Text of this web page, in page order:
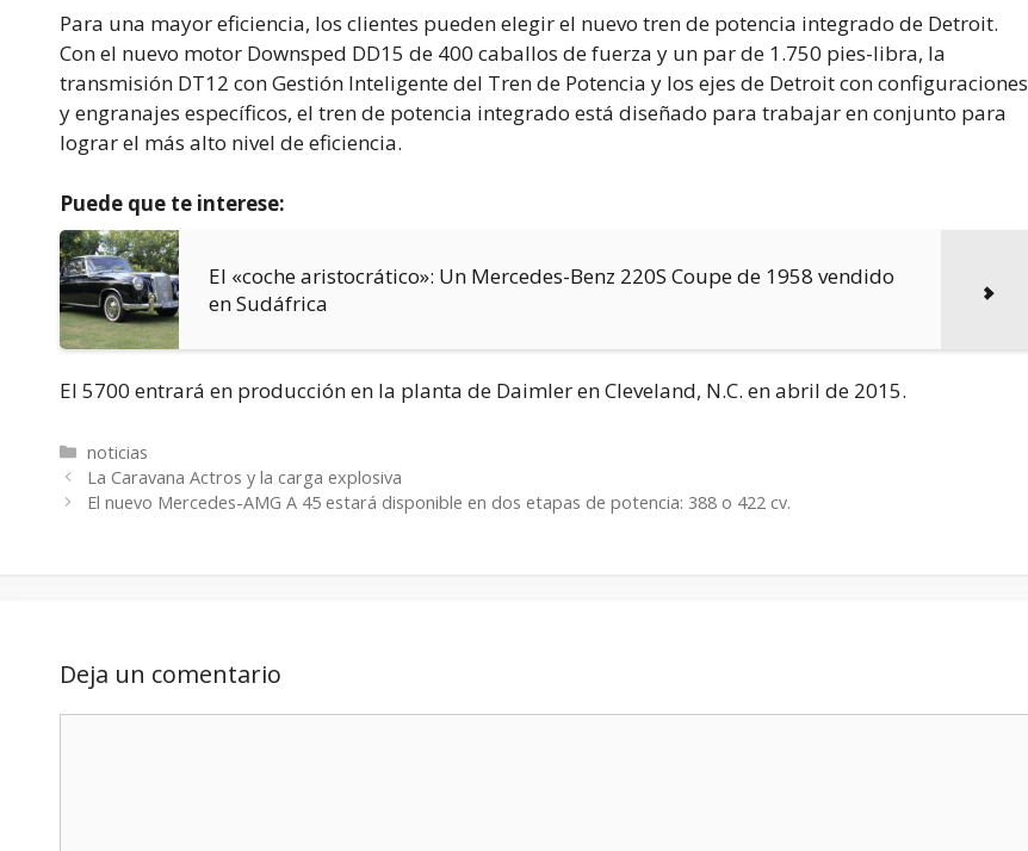
Para una mayor eficiencia, los clientes pueden elegir el nuevo tren de potencia integrado de Detroit.
Con el nuevo motor Downsped DD15 de 400 caballos de fuerza y un par de 1.750 pies-libra, la
transmisión DT12 con Gestión Inteligente del Tren de Potencia y los ejes de Detroit con configuraciones
y engranajes específicos, el tren de potencia integrado está diseñado para trabajar en conjunto para
lograr el más alto nivel de eficiencia.
Puede que te interese:
El «coche aristocrático»: Un Mercedes-Benz 220S Coupe de 1958 vendido
en Sudáfrica
El 5700 entrará en producción en la planta de Daimler en Cleveland, N.C. en abril de 2015.
Categorías
noticias
La Caravana Actros y la carga explosiva
El nuevo Mercedes-AMG A 45 estará disponible en dos etapas de potencia: 388 o 422 cv.
Deja un comentario